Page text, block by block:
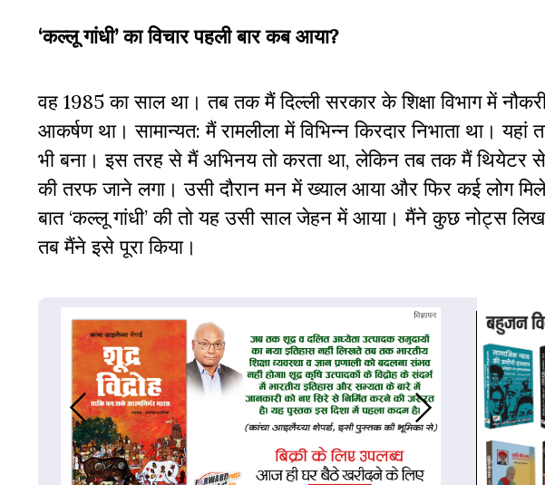
‘कल्लू गांधी’ का विचार पहली बार कब आया?
वह 1985 का साल था। तब तक मैं दिल्ली सरकार के शिक्षा विभाग में
आकर्षण था। सामान्यत: मैं रामलीला में विभिन्न किरदार निभाता था।
भी बना। इस तरह से मैं अभिनय तो करता था, लेकिन तब तक मैं थियेटर से
की तरफ जाने लगा। उसी दौरान मन में ख्याल आया और फिर कई लोग
बात ‘कल्लू गांधी’ की तो यह उसी साल जेहन में आया। मैंने कुछ नोट्स
तब मैंने इसे पूरा किया।